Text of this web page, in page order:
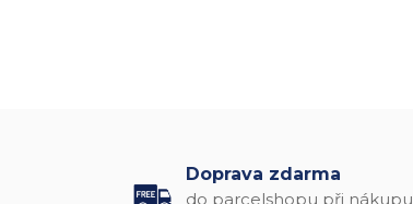
Doprava zdarma
do parcelshopu při nákupu